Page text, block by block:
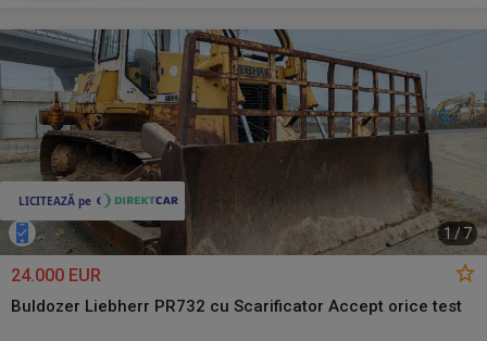
1 /7
24.000 EUR
Buldozer Liebherr PR732 cu Scarificator Accept orice test